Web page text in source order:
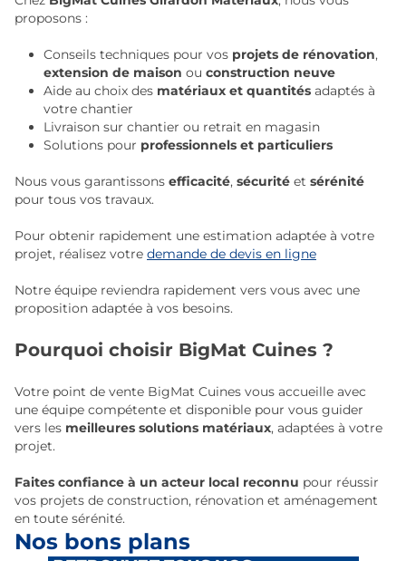
proposons :
Conseils techniques pour vos projets de rénovation,
extension de maison ou construction neuve
Aide au choix des matériaux et quantités adaptés à
votre chantier
Livraison sur chantier ou retrait en magasin
Solutions pour professionnels et particuliers
Nous vous garantissons efficacité, sécurité et sérénité
pour tous vos travaux.
Pour obtenir rapidement une estimation adaptée à votre
projet, réalisez votre demande de devis en ligne
Notre équipe reviendra rapidement vers vous avec une
proposition adaptée à vos besoins.
Pourquoi choisir BigMat Cuines ?
Votre point de vente BigMat Cuines vous accueille avec
une équipe compétente et disponible pour vous guider
vers les meilleures solutions matériaux, adaptées à votre
projet.
Faites confiance à un acteur local reconnu pour réussir
vos projets de construction, rénovation et aménagement
en toute sérénité.
Nos bons plans